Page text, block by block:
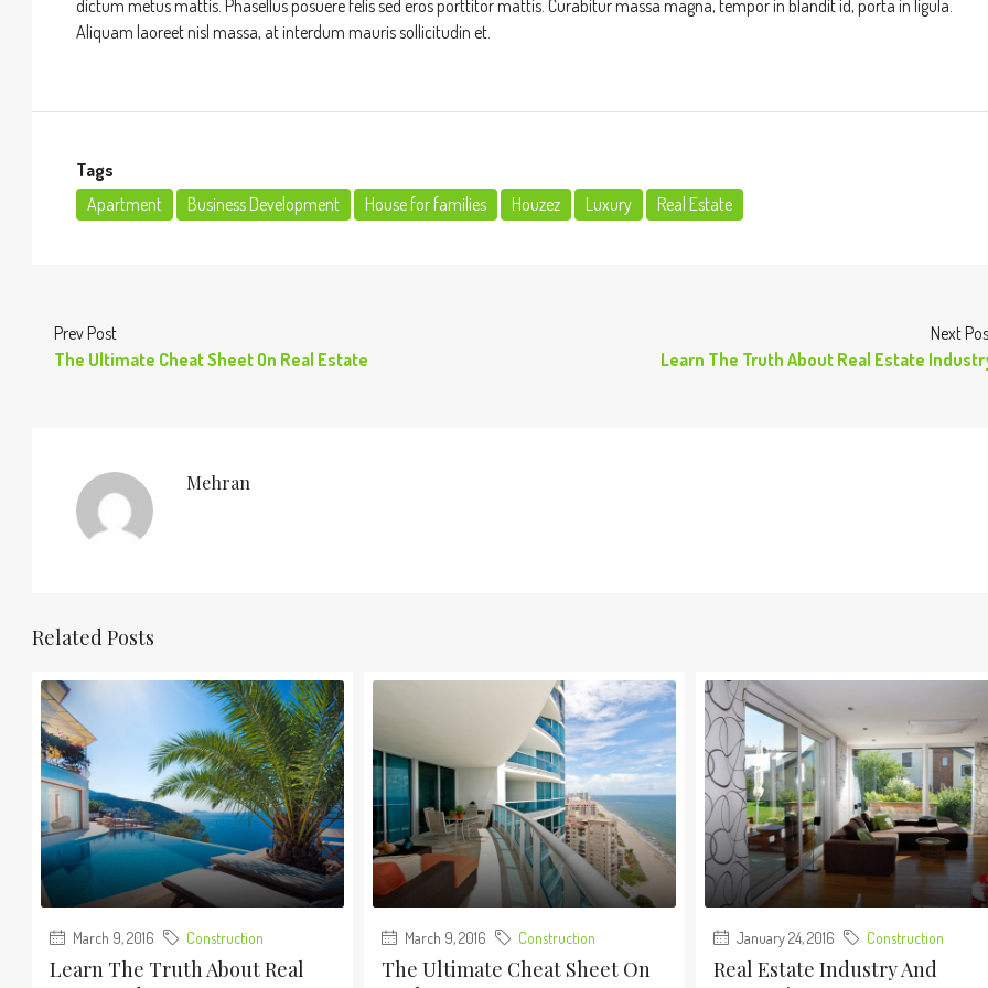
dictum metus mattis. Phasellus posuere felis sed eros porttitor mattis. Curabitur massa magna, tempor in blandit id, porta in ligula.
Aliquam laoreet nisl massa, at interdum mauris sollicitudin et.
Tags
Apartment
Business Development House for families Houzez Luxury Real Estate
Prev Post
The Ultimate Cheat Sheet On Real Estate
Next
Learn The Truth About Real Estate
Mehran
Related Posts
March 9, 2016 Construction
Learn The Truth About Real
March 9, 2016 Construction
The Ultimate Cheat Sheet On
January 24, 2016 Construction
Real Estate Industry And